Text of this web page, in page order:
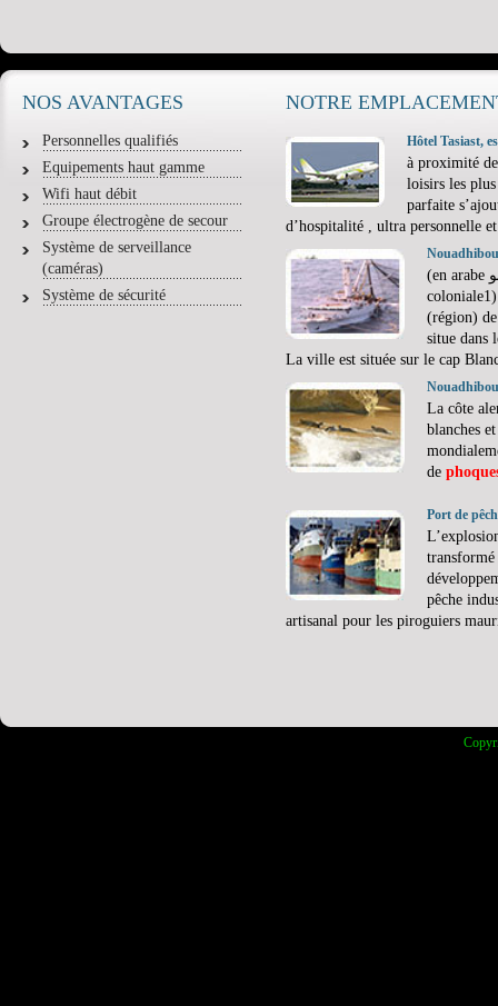
NOS AVANTAGES
Personnelles qualifiés
Equipements haut gamme
Wifi haut débit
Groupe électrogène de secour
Système de serveillance
(caméras)
Système de sécurité
NOTRE
Hôtel Tasiast,
à proximité
loisirs les
parfaite
d’hospitalité , ultra personnelle
Nouadhibou
(en arabe نواذيبو ; Port-Étienne à l'époque
(région)
situe dans
La ville est située sur le cap
Nouadhibou
La côte
blanches
de
Port de
pêche
artisanal pour les piroguiers